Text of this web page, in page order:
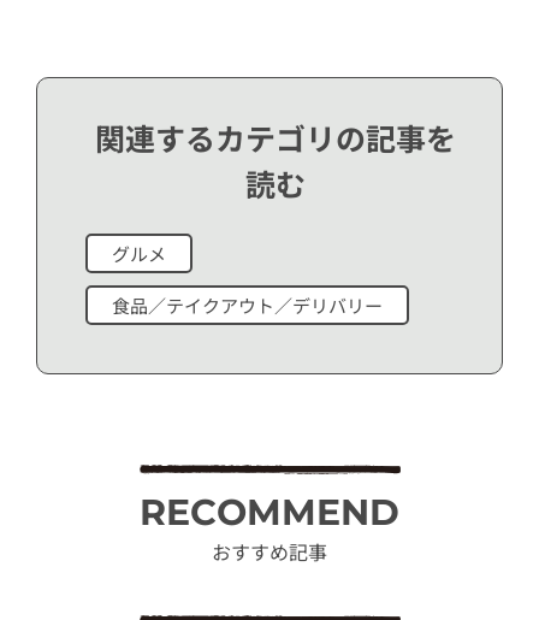
関連するカテゴリの記事を
読む
グルメ
食品／テイクアウト／デリバリー
RECOMMEND
おすすめ記事